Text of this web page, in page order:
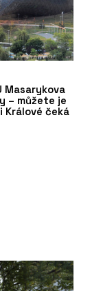
Masarykova
– můžete je
Králové čeká